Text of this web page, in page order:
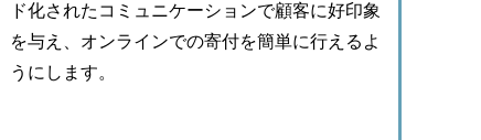
ド化されたコミュニケーションで顧客に好印象
を与え、オンラインでの寄付を簡単に行えるよ
うにします。